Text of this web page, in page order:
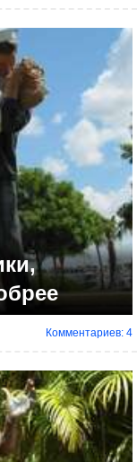
Комментариев: 4